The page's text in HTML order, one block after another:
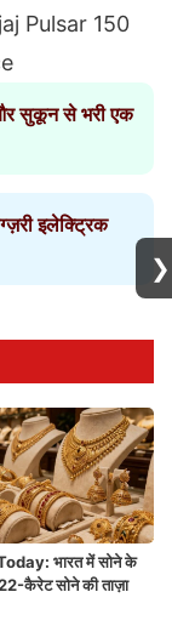
Pulsar 150
सुकून से भरी एक
इलेक्ट्रिक
भारत में सोने के
कैरेट सोने की ताज़ा
❯